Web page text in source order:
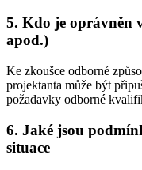
5. Kdo je oprávněn
apod.)
Ke zkoušce odborné
projektanta může být
požadavky odborné
6. Jaké jsou
situace